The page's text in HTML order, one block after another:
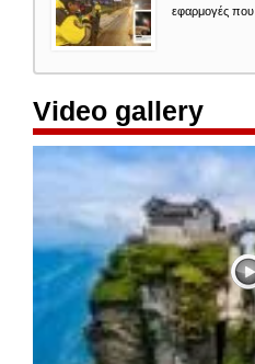
εφαρμογές που
Video gallery